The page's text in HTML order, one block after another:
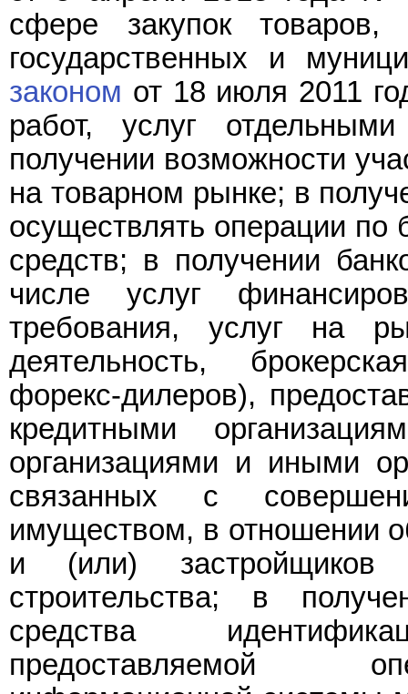
сфере закупок товаров,
государственных и
законом от 18 июля 2011
работ, услуг
получении возможности
на товарном рынке; в
осуществлять операции по
средств; в получении
числе услуг
требования, услуг на
деятельность,
форекс-дилеров),
кредитными
организациями и иными
связанных с
имуществом, в отношении
и (или)
строительства; в
средства
предоставляемой